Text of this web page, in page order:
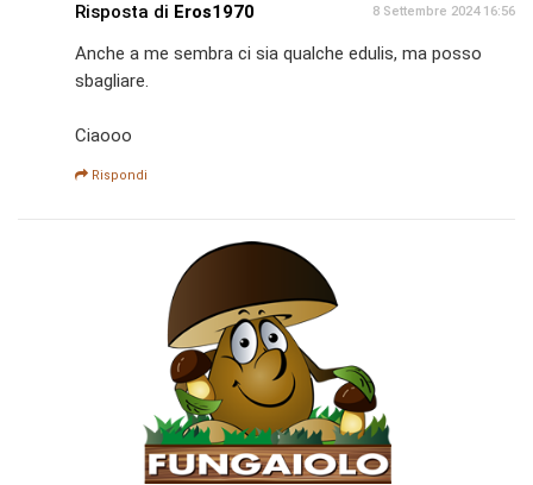
Risposta di Eros1970 8 Settembre 2024 16:56
Anche a me sembra ci sia qualche edulis, ma posso
sbagliare.
Ciaooo
Rispondi